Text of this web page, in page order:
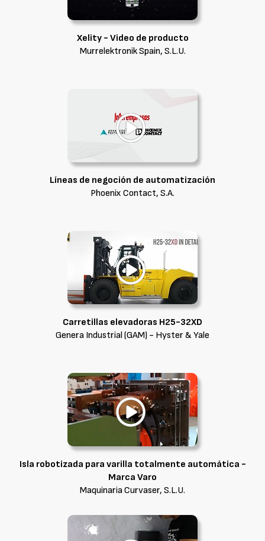
Xelity - Video de producto
Murrelektronik Spain, S.L.U.
Líneas de negoción de automatización
Phoenix Contact, S.A.
Carretillas elevadoras H25-32XD
Genera Industrial (GAM) - Hyster & Yale
Isla robotizada para varilla totalmente automática -
Marca Varo
Maquinaria Curvaser, S.L.U.